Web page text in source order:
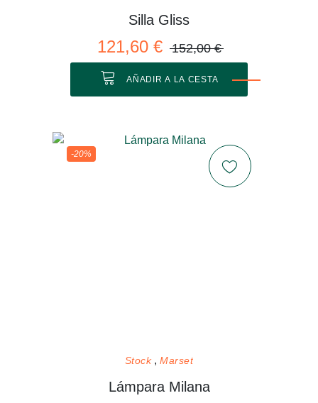
Silla Gliss
121,60 € 152,00 €
AÑADIR A LA CESTA
-20%
Stock Marset
Lámpara Milana